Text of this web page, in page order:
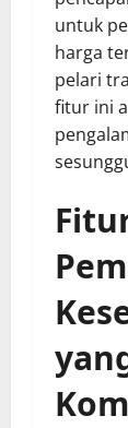
untuk
harga
pelari
fitur ini